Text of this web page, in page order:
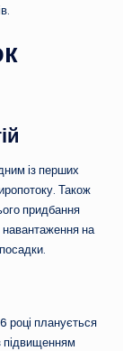
із перших
Також
придбання
навантаження на
році планується